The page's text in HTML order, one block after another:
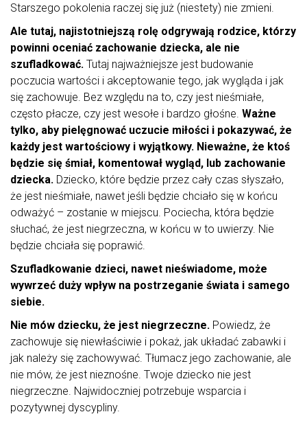
Starszego pokolenia raczej się już (niestety) nie zmieni.
Ale tutaj, najistotniejszą rolę odgrywają rodzice, którzy
powinni oceniać zachowanie dziecka, ale nie
szufladkować. Tutaj najważniejsze jest budowanie
poczucia wartości i akceptowanie tego, jak wygląda i jak
się zachowuje. Bez względu na to, czy jest nieśmiałe,
często płacze, czy jest wesołe i bardzo głośne. Ważne
tylko, aby pielęgnować uczucie miłości i pokazywać, że
każdy jest wartościowy i wyjątkowy. Nieważne, że ktoś
będzie się śmiał, komentował wygląd, lub zachowanie
dziecka. Dziecko, które będzie przez cały czas słyszało,
że jest nieśmiałe, nawet jeśli będzie chciało się w końcu
odważyć – zostanie w miejscu. Pociecha, która będzie
słuchać, że jest niegrzeczna, w końcu w to uwierzy. Nie
będzie chciała się poprawić.
Szufladkowanie dzieci, nawet nieświadome, może
wywrzeć duży wpływ na postrzeganie świata i samego
siebie.
Nie mów dziecku, że jest niegrzeczne. Powiedz, że
zachowuje się niewłaściwie i pokaż, jak układać zabawki i
jak należy się zachowywać. Tłumacz jego zachowanie, ale
nie mów, że jest nieznośne. Twoje dziecko nie jest
niegrzeczne. Najwidoczniej potrzebuje wsparcia i
pozytywnej dyscypliny.